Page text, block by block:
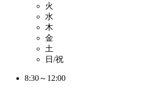
火
水
木
金
土
日/祝
8:30～12:00